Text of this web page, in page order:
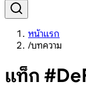
หน้าแรก
/บทความ
แท็ก